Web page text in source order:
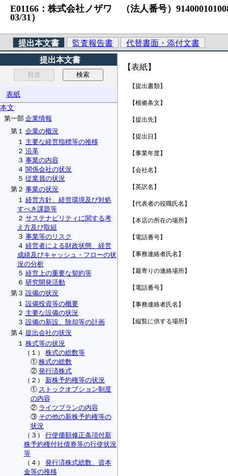
E01166：株式会社ノザワ （法人番号）
03/31）
提出本文書 監査報告書
代替書面・添付文書
提出本文書